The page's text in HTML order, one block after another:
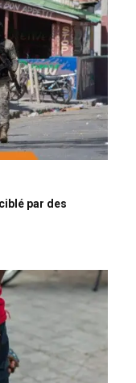
par des